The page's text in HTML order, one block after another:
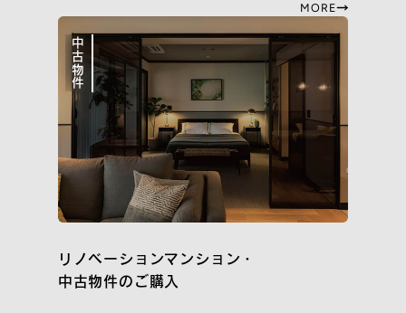
SNS
Instagram
Facebook
YouTube
note
住まいのトピックス
MORE
中古物件
リノベーションマンション・
中古物件のご購入